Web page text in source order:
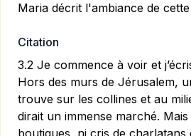
Maria décrit l'ambiance de
Citation
3.2 Je commence à voir et
Hors des murs de Jérusalem,
trouve sur les collines et au
dirait un immense marché.
boutiques, ni cris de charlatans